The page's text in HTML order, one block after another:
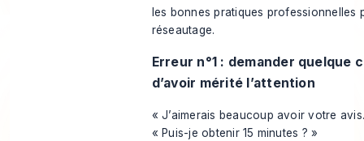
Erreur n°1 : demander quelque
d’avoir mérité l’attention
« J’aimerais beaucoup avoir votre
« Puis-je obtenir 15 minutes ? »